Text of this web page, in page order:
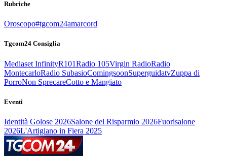
Rubriche
Oroscopo#tgcom24amarcord
Tgcom24 Consiglia
Mediaset InfinityR101Radio 105Virgin RadioRadio
MontecarloRadio SubasioComingsoonSuperguidatvZuppa di
PorroNon SprecareCotto e Mangiato
Eventi
Identità Golose 2026Salone del Risparmio 2026Fuorisalone
2026L'Artigiano in Fiera 2025